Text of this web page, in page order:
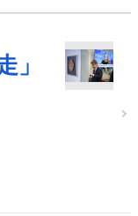
」